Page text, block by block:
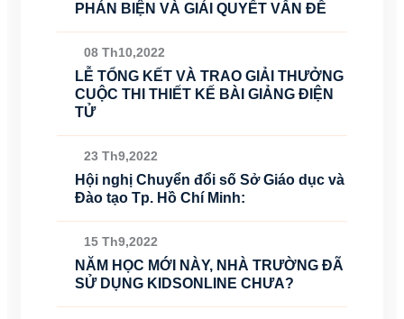
PHẢN BIỆN VÀ GIẢI QUYẾT VẤN ĐỀ
08 Th10,2022
LỄ TỔNG KẾT VÀ TRAO GIẢI THƯỞNG
CUỘC THI THIẾT KẾ BÀI GIẢNG ĐIỆN
TỬ
23 Th9,2022
Hội nghị Chuyển đổi số Sở Giáo dục và
Đào tạo Tp. Hồ Chí Minh:
15 Th9,2022
NĂM HỌC MỚI NÀY, NHÀ TRƯỜNG ĐÃ
SỬ DỤNG KIDSONLINE CHƯA?